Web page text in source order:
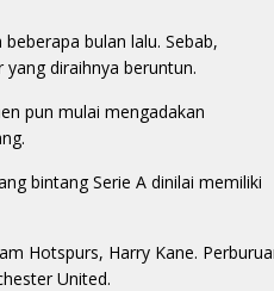
bulan lalu. Sebab,
diraihnya beruntun.
pun mulai mengadakan
bintang Serie A dinilai memiliki
Hotspurs, Harry Kane.
United.